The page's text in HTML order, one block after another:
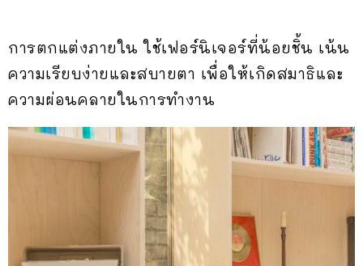
การตกแต่งภายใน ใช้เฟอร์นิเจอร์ที่น้อยชิ้น เน้น
ความเรียบง่ายและสบายตา เพื่อให้เกิดสมาธิและ
ความผ่อนคลายในการทำงาน